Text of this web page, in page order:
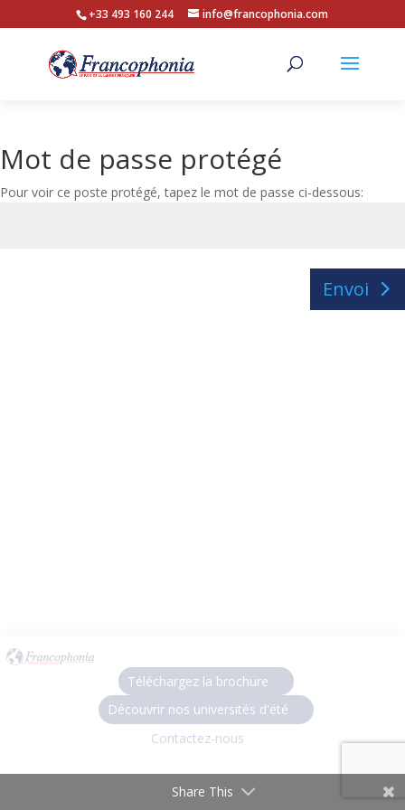
+33 493 160 244 info@francophonia.com
Mot de passe protégé
Pour voir ce poste protégé, tapez le mot de passe ci-dessous:
Envoi
Téléchargez la brochure
Découvrir nos universités d'été
Contactez-nous
Share This